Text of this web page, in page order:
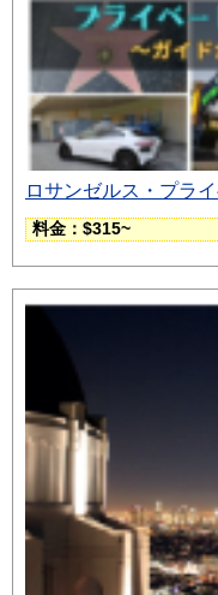
ロサンゼルス・プラ
料金：$315~